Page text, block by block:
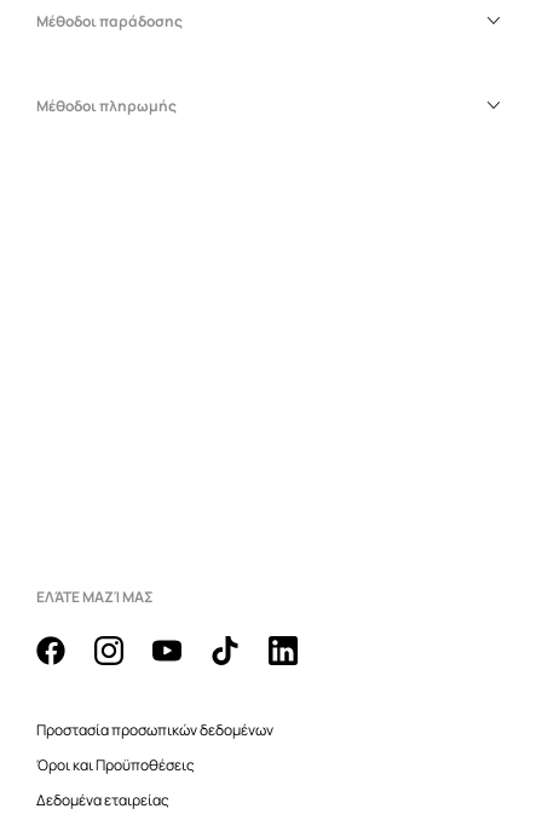
Μέθοδοι παράδοσης
Μέθοδοι πληρωμής
ΕΛΆΤΕ ΜΑΖΊ ΜΑΣ
Προστασία προσωπικών δεδομένων
Όροι και Προϋποθέσεις
Δεδομένα εταιρείας